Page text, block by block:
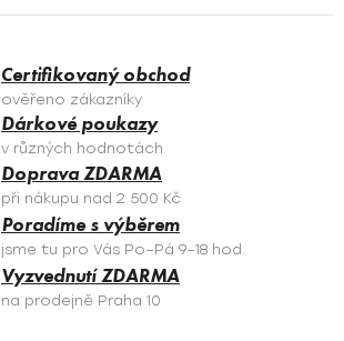
c
r
v
k
y
v
ý
p
i
s
u
K
O
V
Á
N
Í
Certifikovaný obchod
ověřeno zákazníky
Dárkové poukazy
v různých hodnotách
Doprava ZDARMA
při nákupu nad 2 500 Kč
Poradíme s výběrem
jsme tu pro Vás Po–Pá 9–18 hod.
Vyzvednutí ZDARMA
na prodejně Praha 10